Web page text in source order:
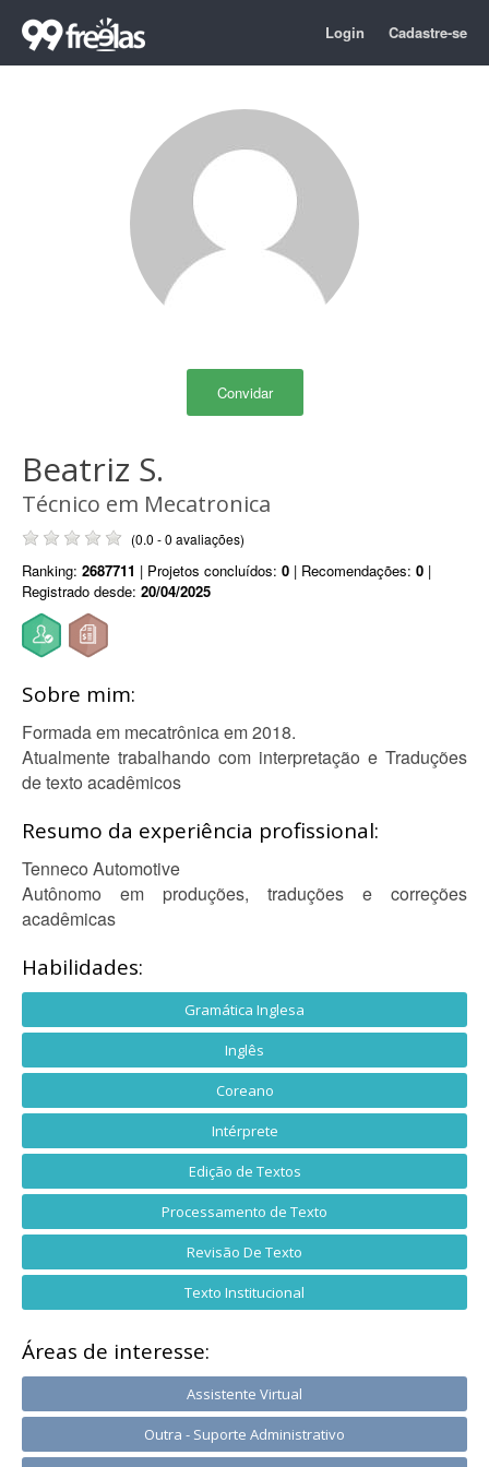
Login Cadastre-se
Convidar
Beatriz S.
Técnico em Mecatronica
(0.0 - 0 avaliações)
Ranking: 2687711 | Projetos concluídos: 0 | Recomendações: 0 |
Registrado desde: 20/04/2025
Sobre mim:
Formada em mecatrônica em 2018.
Atualmente trabalhando com interpretação e Traduções
de texto acadêmicos
Resumo da experiência profissional:
Tenneco Automotive
Autônomo em produções, traduções e correções
acadêmicas
Habilidades:
Gramática Inglesa
Inglês
Coreano
Intérprete
Edição de Textos
Processamento de Texto
Revisão De Texto
Texto Institucional
Áreas de interesse:
Assistente Virtual
Outra - Suporte Administrativo